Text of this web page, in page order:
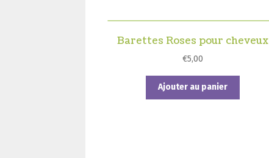
Barettes Roses pour cheveux
€5,00
Ajouter au panier